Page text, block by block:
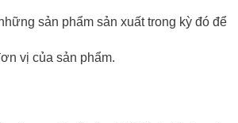
sản phẩm sản xuất trong kỳ đó để
vị của sản phẩm.